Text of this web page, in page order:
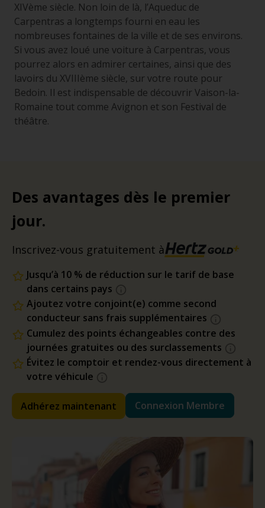
XIVème siècle. Non loin de là, l’Aqueduc de
Carpentras a longtemps fourni en eau les
nombreuses fontaines de la ville et de ses environs.
Si vous avez loué une voiture à Carpentras, vous
pourrez alors en admirer certaines, ainsi que des
lavoirs du XVIIIème siècle, sur votre route pour
Bedoin. Il est indispensable de découvrir Vaison-la-
Romaine tout comme Avignon et son Festival de
théâtre.
Des avantages dès le premier
jour.
Inscrivez-vous gratuitement à
Jusqu’à 10 % de réduction sur le tarif de base
dans certains pays
Ajoutez votre conjoint(e) comme second
conducteur sans frais supplémentaires
Cumulez des points échangeables contre des
journées gratuites ou des surclassements
Évitez le comptoir et rendez-vous directement à
votre véhicule
Adhérez maintenant Connexion Membre